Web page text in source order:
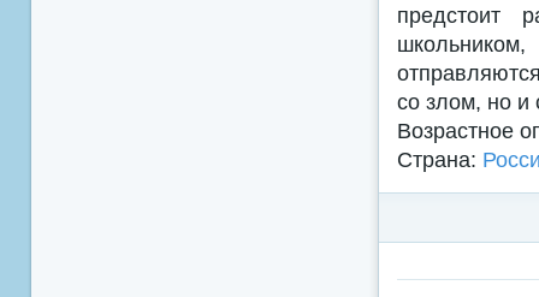
предстоит
со злом, но и
Возрастное
Страна: